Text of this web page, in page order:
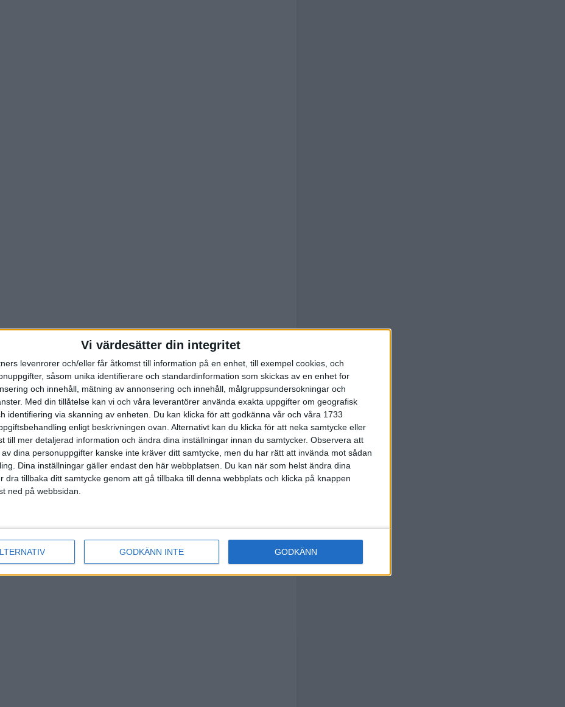
Vi värdesätter din integritet
levenrorer och/eller får åtkomst till information på en enhet, till exempel cookies, och
såsom unika identifierare och standardinformation som skickas av en enhet for
och innehåll, mätning av annonsering och innehåll, målgruppsundersokningar och
Med din tillåtelse kan vi och våra leverantörer använda exakta uppgifter om geografisk
identifiering via skanning av enheten. Du kan klicka för att godkänna vår och våra 1733
enligt beskrivningen ovan. Alternativt kan du klicka för att neka samtycke eller
till mer detaljerad information och ändra dina inställningar innan du samtycker. Observera att
dina personuppgifter kanske inte kräver ditt samtycke, men du har rätt att invända mot sådan
Dina inställningar gäller endast den här webbplatsen. Du kan när som helst ändra dina
dra tillbaka ditt samtycke genom att gå tillbaka till denna webbplats och klicka på knappen
ned på webbsidan.
GODKÄNN INTE GODKÄNN